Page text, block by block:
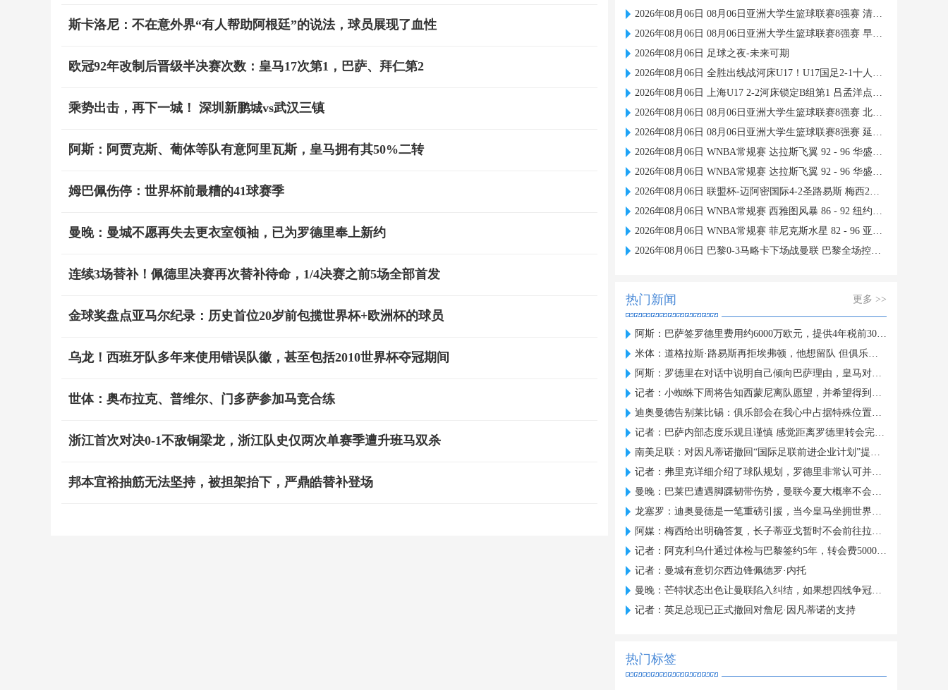
斯卡洛尼：不在意外界“有人帮助阿根廷”的说法，球员展现了血性
欧冠92年改制后晋级半决赛次数：皇马17次第1，巴萨、拜仁第2
乘势出击，再下一城！ 深圳新鹏城vs武汉三镇
阿斯：阿贾克斯、葡体等队有意阿里瓦斯，皇马拥有其50%二转
姆巴佩伤停：世界杯前最糟的41球赛季
曼晚：曼城不愿再失去更衣室领袖，已为罗德里奉上新约
连续3场替补！佩德里决赛再次替补待命，1/4决赛之前5场全部首发
金球奖盘点亚马尔纪录：历史首位20岁前包揽世界杯+欧洲杯的球员
乌龙！西班牙队多年来使用错误队徽，甚至包括2010世界杯夺冠期间
世体：奥布拉克、普维尔、门多萨参加马竞合练
浙江首次对决0-1不敌铜梁龙，浙江队史仅两次单赛季遭升班马双杀
邦本宜裕抽筋无法坚持，被担架抬下，严鼎皓替补登场
2026年08月06日 08月06日亚洲大学生篮球联赛8强赛 清华大学 85 - 81 菲律宾大学 集锦
2026年08月06日 08月06日亚洲大学生篮球联赛8强赛 早稻田大学 78 - 71 高丽大学 集锦
2026年08月06日 足球之夜-未来可期
2026年08月06日 全胜出线战河床U17！U17国足2-1十人药厂U17 赵松源登场1分钟传射
2026年08月06日 上海U17 2-2河床锁定B组第1 吕孟洋点射阿布力米破门 将战A组第2
2026年08月06日 08月06日亚洲大学生篮球联赛8强赛 北京大学 77 - 79 上海交通大学 集锦
2026年08月06日 08月06日亚洲大学生篮球联赛8强赛 延世大学 67 - 72 政治大学 集锦
2026年08月06日 WNBA常规赛 达拉斯飞翼 92 - 96 华盛顿神秘人 全场集锦
2026年08月06日 WNBA常规赛 达拉斯飞翼 92 - 96 华盛顿神秘人 全场集锦
2026年08月06日 联盟杯-迈阿密国际4-2圣路易斯 梅西2射1传 阿伦助攻戴帽
2026年08月06日 WNBA常规赛 西雅图风暴 86 - 92 纽约自由人 全场集锦
2026年08月06日 WNBA常规赛 菲尼克斯水星 82 - 96 亚特兰大梦想 全场集锦
2026年08月06日 巴黎0-3马略卡下场战曼联 巴黎全场控球近6成+8射3正未果
热门新闻 更多 >>
阿斯：巴萨签罗德里费用约6000万欧元，提供4年税前3000万欧合同
米体：道格拉斯·路易斯再拒埃弗顿，他想留队 但俱乐部尚未敲定
阿斯：罗德里在对话中说明自己倾向巴萨理由，皇马对此理解＆祝好
记者：小蜘蛛下周将告知西蒙尼离队愿望，并希望得到理解和帮助
迪奥曼德告别莱比锡：俱乐部会在我心中占据特殊位置，感谢所有
记者：巴萨内部态度乐观且谨慎 感觉距离罗德里转会完成更近了
南美足联：对因凡蒂诺撤回“国际足联前进企业计划”提案表示欢迎
记者：弗里克详细介绍了球队规划，罗德里非常认可并选择加盟巴萨
曼晚：巴莱巴遭遇脚踝韧带伤势，曼联今夏大概率不会继续追求他
龙塞罗：迪奥曼德是一笔重磅引援，当今皇马坐拥世界独一档攻击线
阿媒：梅西给出明确答复，长子蒂亚戈暂时不会前往拉玛西亚青训
记者：阿克利乌什通过体检与巴黎签约5年，转会费5000万欧元
记者：曼城有意切尔西边锋佩德罗·内托
曼晚：芒特状态出色让曼联陷入纠结，如果想四线争冠可能还得买人
记者：英足总现已正式撤回对詹尼·因凡蒂诺的支持
热门标签